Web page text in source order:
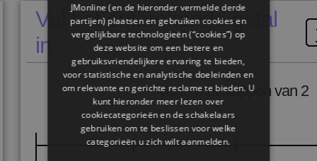
Vul het ontbrekende getal
in
Vul in met stappen van 2
JMonline (en de hieronder vermelde derde
partijen) plaatsen en gebruiken cookies en
vergelijkbare technologieën (“cookies”) op
deze website om een ​​betere en
gebruiksvriendelijkere ervaring te bieden,
voor statistische en analytische doeleinden en
om relevante en gerichte reclame te bieden. U
kunt hieronder meer lezen over
cookiecategorieën en de schakelaars
gebruiken om te beslissen voor welke
categorieën u zich wilt aanmelden.